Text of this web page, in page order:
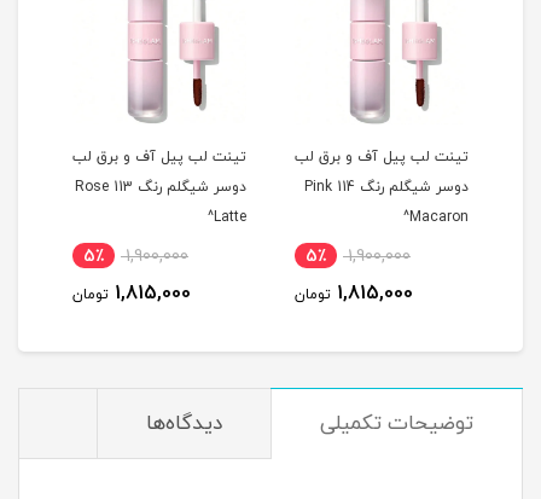
تینت لب پیل آف و برق لب
دوسر شیگلم رنگ 114 Pink
Macaron^
1,900,000 5٪
1,815,000 تومان
تینت لب پیل آف و برق لب
دوسر شیگلم رنگ 113 Rose
Latte^
1,900,000 5٪
1,815,000 تومان
توضیحات تکمیلی دیدگاه‌ها